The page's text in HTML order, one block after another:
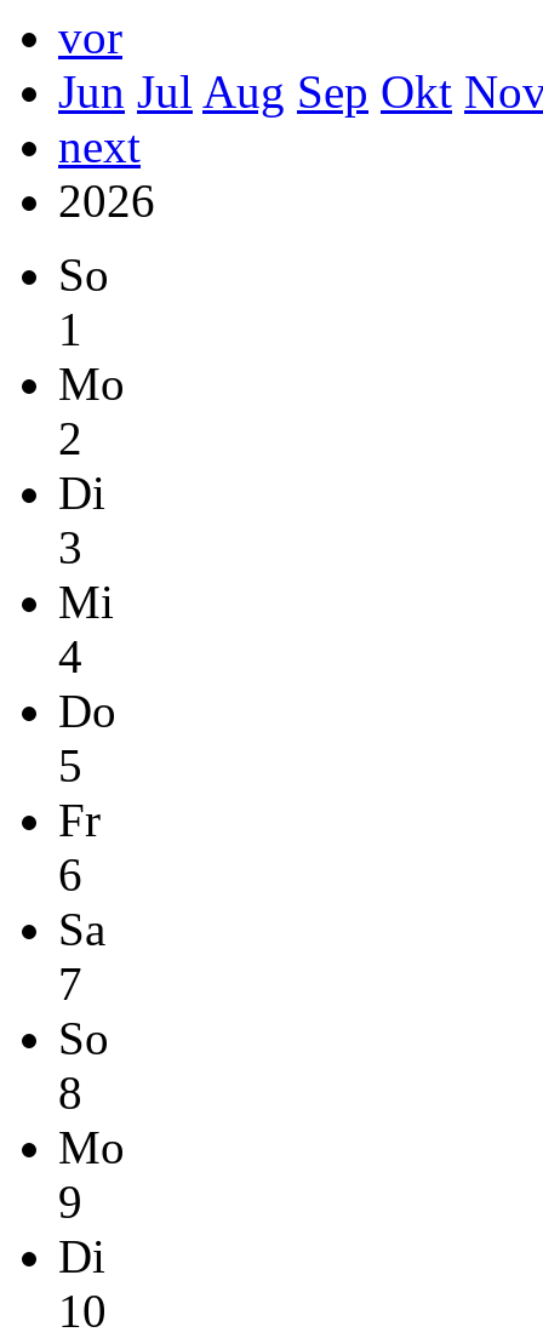
vor
Jun Jul Aug Sep Okt
next
2026
So
1
Mo
2
Di
3
Mi
4
Do
5
Fr
6
Sa
7
So
8
Mo
9
Di
10